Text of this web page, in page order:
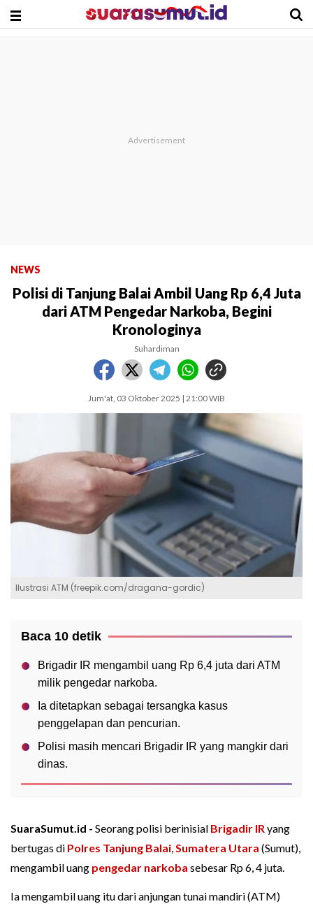
NEWS
Polisi di Tanjung Balai Ambil Uang Rp 6,4 Juta
dari ATM Pengedar Narkoba, Begini
Kronologinya
Suhardiman
Jum'at, 03 Oktober 2025 | 21:00 WIB
Ilustrasi ATM (freepik.com/dragana-gordic)
Baca 10 detik
Brigadir IR mengambil uang Rp 6,4 juta dari ATM
milik pengedar narkoba.
Ia ditetapkan sebagai tersangka kasus
penggelapan dan pencurian.
Polisi masih mencari Brigadir IR yang mangkir dari
dinas.
SuaraSumut.id - Seorang polisi berinisial Brigadir IRyang
bertugas di Polres Tanjung Balai,Sumatera Utara (Sumut),
mengambil uang pengedar narkoba sebesar Rp 6, 4 juta.
Ia mengambil uang itu dari anjungan tunai mandiri (ATM)